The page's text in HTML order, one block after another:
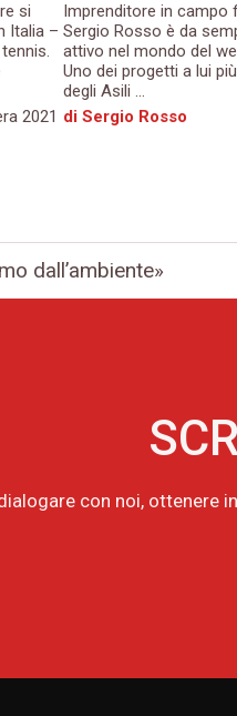
si
Italia –
2021
Imprenditore in campo
Sergio Rosso è da
attivo nel mondo del
Uno dei progetti a lui
degli Asili ...
di Sergio Rosso
dall’ambiente»
con noi, ottenere